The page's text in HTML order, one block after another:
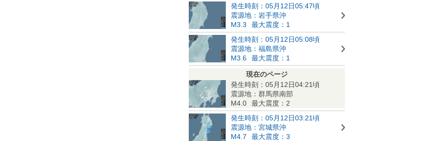
発生時刻：05月12日05:47頃
震源地：岩手県沖
M3.3
最大震度：1
発生時刻：05月12日05:08頃
震源地：福島県沖
M3.6
最大震度：1
現在のページ
発生時刻：05月12日04:21頃
震源地：群馬県南部
M4.0
最大震度：2
発生時刻：05月12日03:21頃
震源地：宮城県沖
M4.7
最大震度：3